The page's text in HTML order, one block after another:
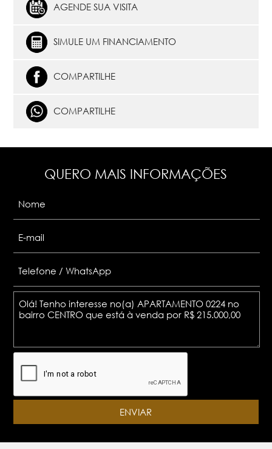
AGENDE SUA VISITA
SIMULE UM FINANCIAMENTO
COMPARTILHE
COMPARTILHE
QUERO MAIS INFORMAÇÕES